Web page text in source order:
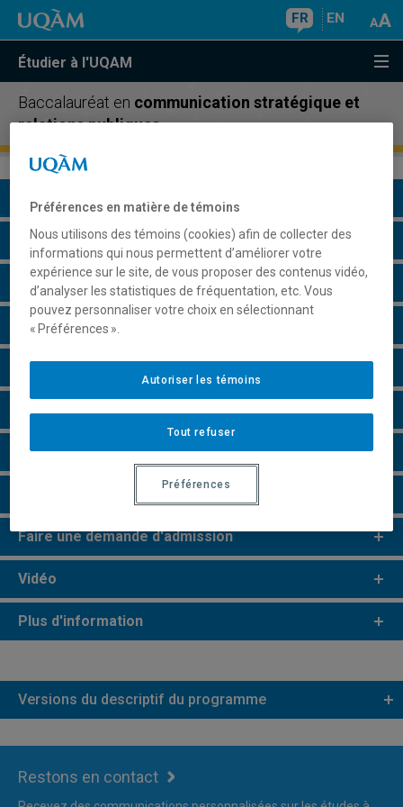
FR EN
Étudier à l'UQAM
Baccalauréat en communication stratégique et
relations publiques
Présentation du programme
Conditions d'admission
Cours à suivre et horaires
Grille de cheminement
Particularités
Perspectives professionnelles
Études de 2 et 3 cycles
Remarques et règlements
Faire une demande d'admission
Vidéo
Plus d'information
Versions du descriptif du programme
Restons en contact
Préférences en matière de témoins
Nous utilisons des témoins (cookies) afin de collecter des
informations qui nous permettent d’améliorer votre
expérience sur le site, de vous proposer des contenus vidéo,
d’analyser les statistiques de fréquentation, etc. Vous
pouvez personnaliser votre choix en sélectionnant
« Préférences ».
Tout refuser
Autoriser les témoins
Préférences